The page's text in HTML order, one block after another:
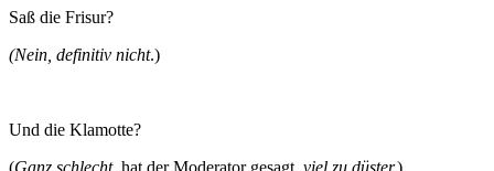
Saß die Frisur?
(Nein, definitiv nicht.)
Und die Klamotte?
(Ganz schlecht, hat der Moderator gesagt, viel zu düster.)